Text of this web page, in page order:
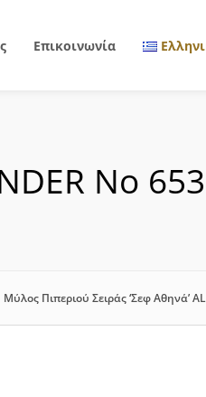
Επικοινωνία
Νο 653
Μύλος Πιπεριού Σειράς ‘Σεφ Αθηνά’